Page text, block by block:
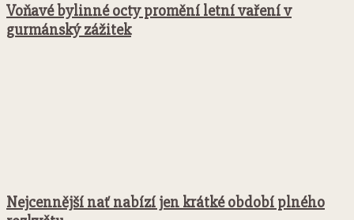
Voňavé bylinné octy promění letní vaření v
gurmánský zážitek
Nejcennější nať nabízí jen krátké období plného